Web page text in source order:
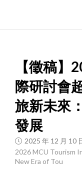
【徵稿】
際研討會
旅新未來
發展
2025 年 12 月 10
2026 MCU Tourism
New Era of Tou